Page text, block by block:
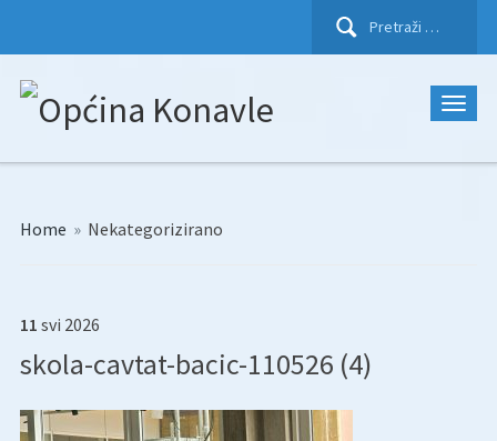
Pretraži:
Home » Nekategorizirano
11 svi 2026
skola-cavtat-bacic-110526 (4)